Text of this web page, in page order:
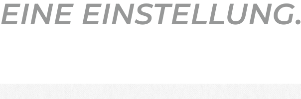
EINE EINSTELLUNG.